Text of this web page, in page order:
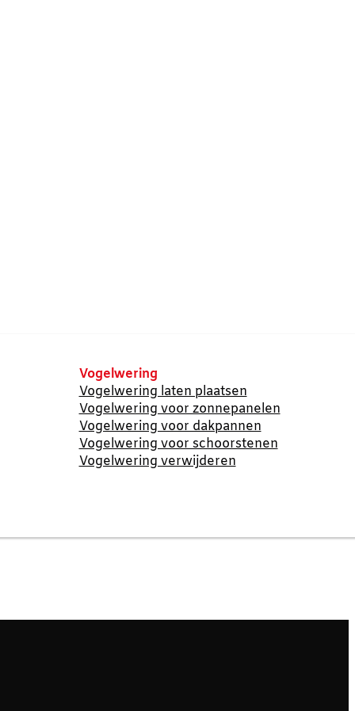
Vogelwering
Vogelwering laten plaatsen
Vogelwering voor zonnepanelen
Vogelwering voor dakpannen
Vogelwering voor schoorstenen
Vogelwering verwijderen